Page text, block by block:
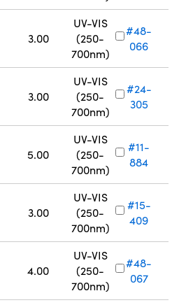
3.00
UV-VIS
(250-
700nm)
#48-
066
3.00
UV-VIS
(250-
700nm)
#24-
305
5.00
UV-VIS
(250-
700nm)
#11-
884
3.00
UV-VIS
(250-
700nm)
#15-
409
4.00
UV-VIS
(250-
700nm)
#48-
067